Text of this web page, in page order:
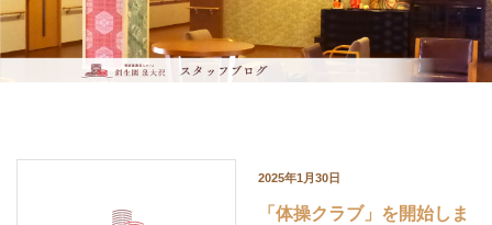
2025年1月30日
「体操クラブ」を開始しま